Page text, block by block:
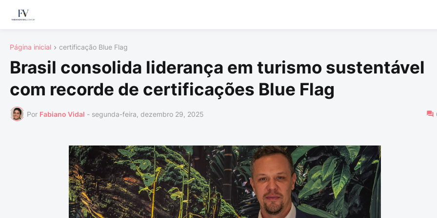
Página inicial certificação Blue Flag
Brasil consolida liderança em turismo sustentável
com recorde de certificações Blue Flag
Por Fabiano Vidal - segunda-feira, dezembro 29, 2025